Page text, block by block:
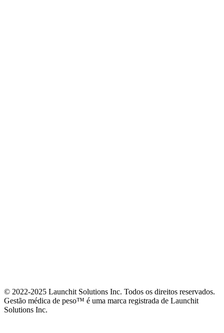
© 2022-2025 Launchit Solutions Inc. Todos os direitos reservados.
Gestão médica de peso™ é uma marca registrada de Launchit
Solutions Inc.